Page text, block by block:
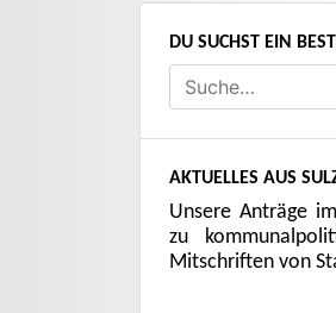
DU SUCHST EIN
AKTUELLES AUS
Unsere Anträge
zu
Mitschriften von